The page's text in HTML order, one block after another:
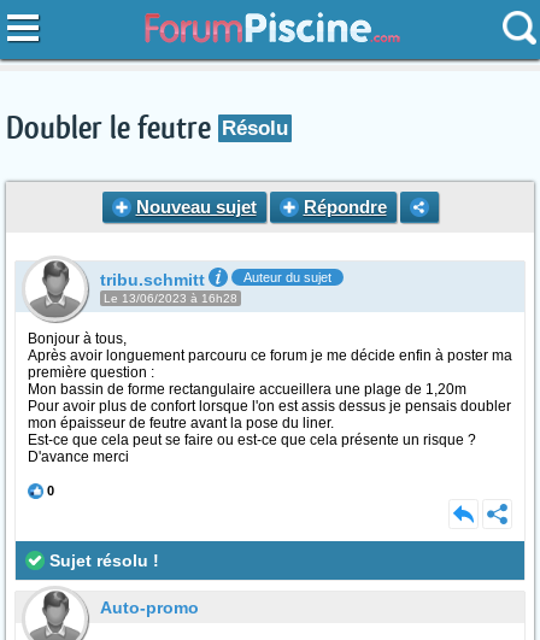
Doubler le feutre Résolu
Nouveau sujet Répondre
tribu.schmitt Auteur du sujet
Le 13/06/2023 à 16h28
Bonjour à tous,
Après avoir longuement parcouru ce forum je me décide enfin à poster ma
première question :
Mon bassin de forme rectangulaire accueillera une plage de 1,20m
Pour avoir plus de confort lorsque l'on est assis dessus je pensais doubler
mon épaisseur de feutre avant la pose du liner.
Est-ce que cela peut se faire ou est-ce que cela présente un risque ?
D'avance merci
0
Sujet résolu !
Auto-promo